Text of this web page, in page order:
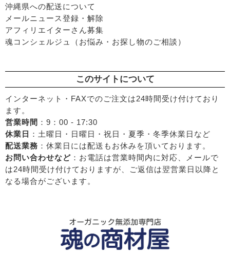
沖縄県への配送について
メールニュース登録・解除
アフィリエイターさん募集
魂コンシェルジュ（お悩み・お探し物のご相談）
このサイトについて
インターネット・FAXでのご注文は24時間受け付けており
ます。
営業時間 ：9：00 - 17:30
休業日 ：土曜日・日曜日・祝日・夏季・冬季休業日など
配送業務 ：休業日には配送もお休みを頂いております。
お問い合わせなど ：お電話は営業時間内に対応、メールで
は24時間受け付けておりますが、ご返信は翌営業日以降と
なる場合がございます。